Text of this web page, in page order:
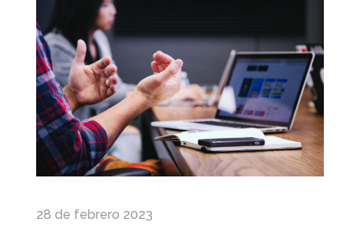
28 de febrero 2023